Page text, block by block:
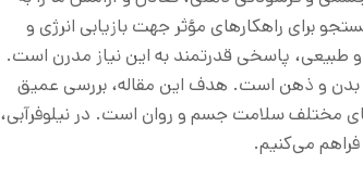
برای راهکارهای مؤثر جهت بازیابی انرژی و
طبیعی، پاسخی قدرتمند به این نیاز مدرن است.
بدن و ذهن است. هدف این مقاله، بررسی عمیق
مختلف سلامت جسم و روان است. در نیلوفرآبی،
می‌کنیم.